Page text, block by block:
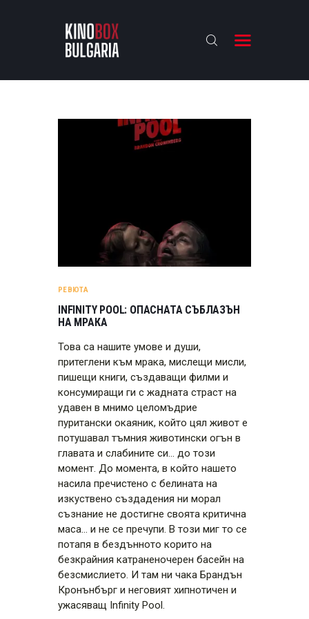
KINOBOX BULGARIA
РЕВЮТА
INFINITY POOL: ОПАСНАТА СЪБЛАЗЪН
НА МРАКА
Това са нашите умове и души,
притеглени към мрака, мислещи мисли,
пишещи книги, създаващи филми и
консумиращи ги с жадната страст на
удавен в мнимо целомъдрие
пуритански окаяник, който цял живот е
потушавал тъмния животински огън в
главата и слабините си… до този
момент. До момента, в който нашето
насила пречистено с белината на
изкуствено създадения ни морал
съзнание не достигне своята критична
маса… и не се пречупи. В този миг то се
потапя в бездънното корито на
безкрайния катраненочерен басейн на
безсмислието. И там ни чака Брандън
Кронънбърг и неговият хипнотичен и
ужасяващ Infinity Pool.